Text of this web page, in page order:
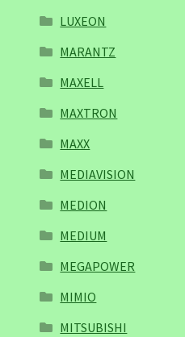
LUXEON
MARANTZ
MAXELL
MAXTRON
MAXX
MEDIAVISION
MEDION
MEDIUM
MEGAPOWER
MIMIO
MITSUBISHI